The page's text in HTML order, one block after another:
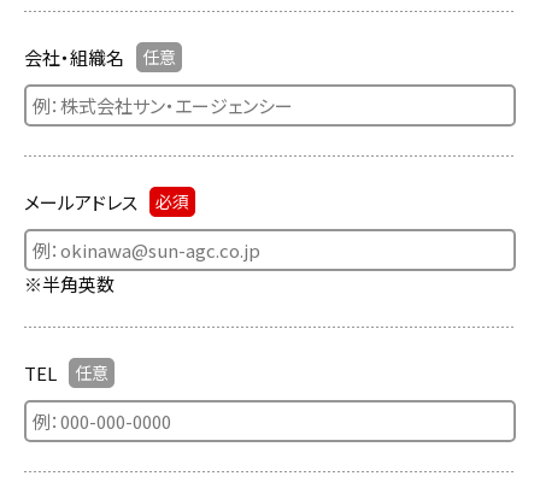
会社・組織名 任意
メールアドレス 必須
※半角英数
TEL 任意